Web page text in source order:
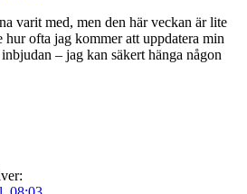
varit med, men den här veckan är lite
hur ofta jag kommer att uppdatera min
– jag kan säkert hänga någon